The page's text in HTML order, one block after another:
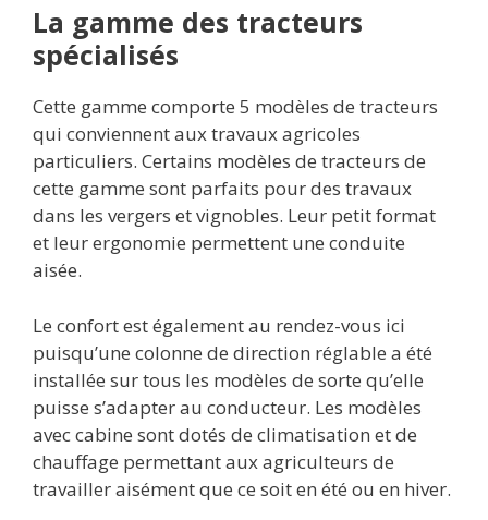
La gamme des tracteurs
spécialisés
Cette gamme comporte 5 modèles de tracteurs
qui conviennent aux travaux agricoles
particuliers. Certains modèles de tracteurs de
cette gamme sont parfaits pour des travaux
dans les vergers et vignobles. Leur petit format
et leur ergonomie permettent une conduite
aisée.
Le confort est également au rendez-vous ici
puisqu’une colonne de direction réglable a été
installée sur tous les modèles de sorte qu’elle
puisse s’adapter au conducteur. Les modèles
avec cabine sont dotés de climatisation et de
chauffage permettant aux agriculteurs de
travailler aisément que ce soit en été ou en hiver.